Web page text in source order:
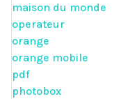
maison du monde
operateur
orange
orange mobile
pdf
photobox